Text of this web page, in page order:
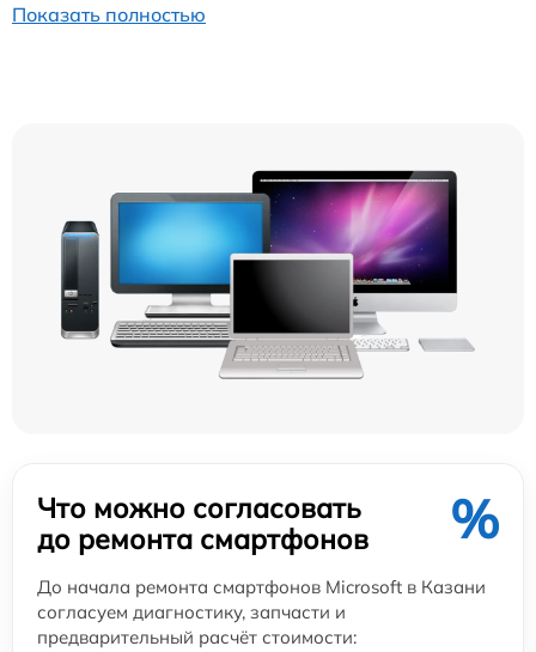
Показать полностью
Что можно согласовать
до ремонта смартфонов
%
До начала ремонта смартфонов Microsoft в Казани
согласуем диагностику, запчасти и
предварительный расчёт стоимости: